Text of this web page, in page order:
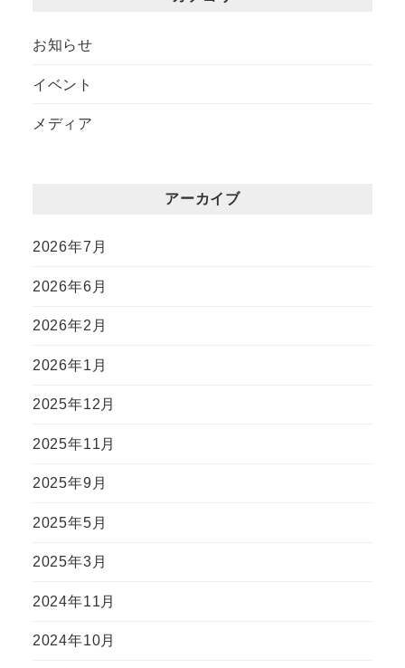
お知らせ
イベント
メディア
アーカイブ
2026年7月
2026年6月
2026年2月
2026年1月
2025年12月
2025年11月
2025年9月
2025年5月
2025年3月
2024年11月
2024年10月